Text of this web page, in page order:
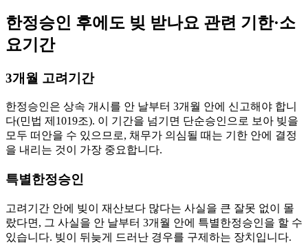
한정승인 후에도 빚 받나요 관련 기한·소
요기간
3개월 고려기간
한정승인은 상속 개시를 안 날부터 3개월 안에 신고해야 합니
다(민법 제1019조). 이 기간을 넘기면 단순승인으로 보아 빚을
모두 떠안을 수 있으므로, 채무가 의심될 때는 기한 안에 결정
을 내리는 것이 가장 중요합니다.
특별한정승인
고려기간 안에 빚이 재산보다 많다는 사실을 큰 잘못 없이 몰
랐다면, 그 사실을 안 날부터 3개월 안에 특별한정승인을 할 수
있습니다. 빚이 뒤늦게 드러난 경우를 구제하는 장치입니다.